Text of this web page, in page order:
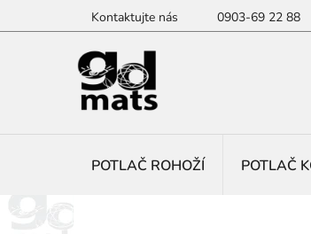
na
Kontaktujte nás 0903-69 22 88
POTLAČ ROHOŽÍ POTLAČ